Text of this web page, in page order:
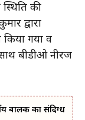
की
द्वारा
गया व
बीडीओ नीरज
बालक का संदिग्ध